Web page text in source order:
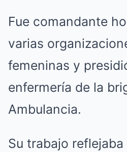
Fue comandante
varias
femeninas y
enfermería de la
Ambulancia.
Su trabajo